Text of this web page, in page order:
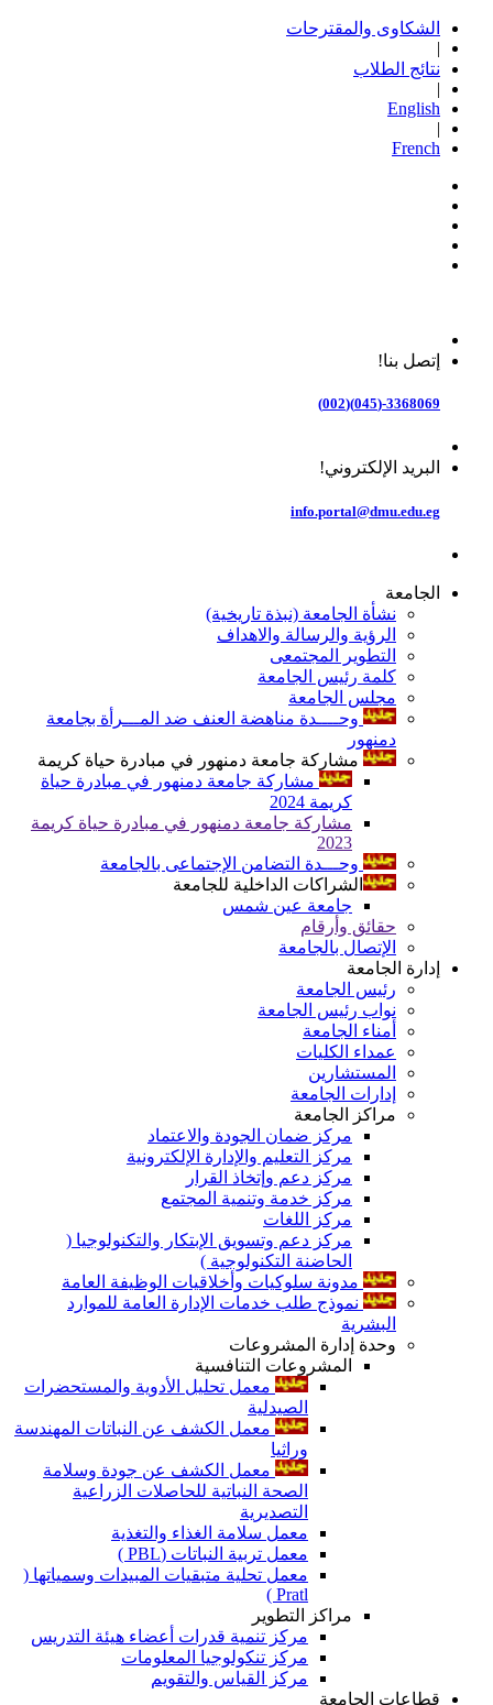
الشكاوى والمقترحات
|
نتائج الطلاب
|
English
|
French
إتصل بنا!
3368069-(045)(002)
البريد الإلكتروني!
info.portal@dmu.edu.eg
الجامعة
نشأة الجامعة (نبذة تاريخية)
الرؤية والرسالة والاهداف
التطوير المجتمعى
كلمة رئيس الجامعة
مجلس الجامعة
وحــــدة مناهضة العنف ضد المـــرأة بجامعة
دمنهور
مشاركة جامعة دمنهور في مبادرة حياة كريمة
مشاركة جامعة دمنهور في مبادرة حياة
كريمة 2024
مشاركة جامعة دمنهور في مبادرة حياة كريمة
2023
وحـــدة التضامن الإجتماعى بالجامعة
الشراكات الداخلية للجامعة
جامعة عين شمس
حقائق وأرقام
الإتصال بالجامعة
إدارة الجامعة
رئيس الجامعة
نواب رئيس الجامعة
أمناء الجامعة
عمداء الكليات
المستشارين
إدارات الجامعة
مراكز الجامعة
مركز ضمان الجودة والاعتماد
مركز التعليم والإدارة الإلكترونية
مركز دعم وإتخاذ القرار
مركز خدمة وتنمية المجتمع
مركز اللغات
مركز دعم وتسويق الإبتكار والتكنولوجيا (
الحاضنة التكنولوجية )
مدونة سلوكيات وأخلاقيات الوظيفة العامة
نموذج طلب خدمات الإدارة العامة للموارد
البشرية
وحدة إدارة المشروعات
المشروعات التنافسية
معمل تحليل الأدوية والمستحضرات
الصيدلية
معمل الكشف عن النباتات المهندسة
وراثيا
معمل الكشف عن جودة وسلامة
الصحة النباتية للحاصلات الزراعية
التصديرية
معمل سلامة الغذاء والتغذية
معمل تربية النباتات (PBL )
معمل تحلية متبقيات المبيدات وسمياتها (
Pratl )
مراكز التطوير
مركز تنمية قدرات أعضاء هيئة التدريس
مركز تنكولوجيا المعلومات
مركز القياس والتقويم
قطاعات الجامعة